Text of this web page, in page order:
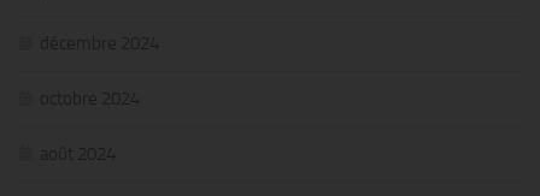
décembre 2024
octobre 2024
août 2024